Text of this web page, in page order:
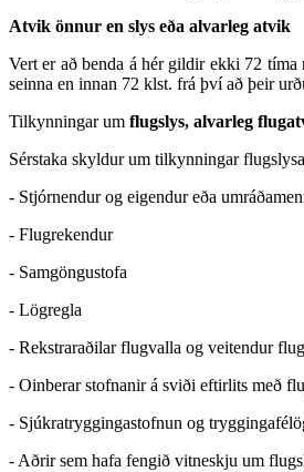
Atvik önnur en slys eða alvarleg atvik
Vert er að benda á hér gildir ekki 72
seinna en innan 72 klst. frá því að þeir
Tilkynningar um flugslys, alvarleg
Sérstaka skyldur um tilkynningar
- Stjórnendur og eigendur eða
- Flugrekendur
- Samgöngustofa
- Lögregla
- Rekstraraðilar flugvalla og veitendur
- Oinberar stofnanir á sviði eftirlits með
- Sjúkratryggingastofnun og
- Aðrir sem hafa fengið vitneskju um